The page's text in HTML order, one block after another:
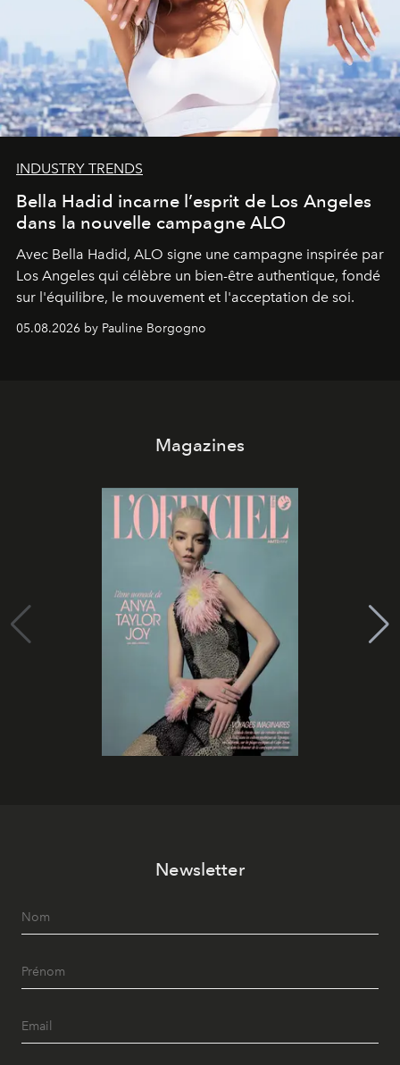
INDUSTRY TRENDS
Bella Hadid incarne l’esprit de Los Angeles
dans la nouvelle campagne ALO
Avec Bella Hadid, ALO signe une campagne inspirée par
Los Angeles qui célèbre un bien-être authentique, fondé
sur l'équilibre, le mouvement et l'acceptation de soi.
05.08.2026 by Pauline Borgogno
Magazines
Newsletter